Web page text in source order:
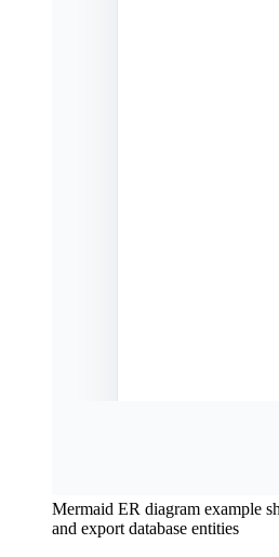
Mermaid ER diagram example
and export database entities